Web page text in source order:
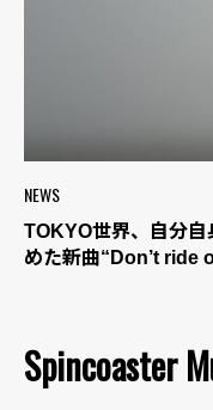
NEWS
TOKYO世界、自分
めた新曲“Don’t ride
Spincoaster